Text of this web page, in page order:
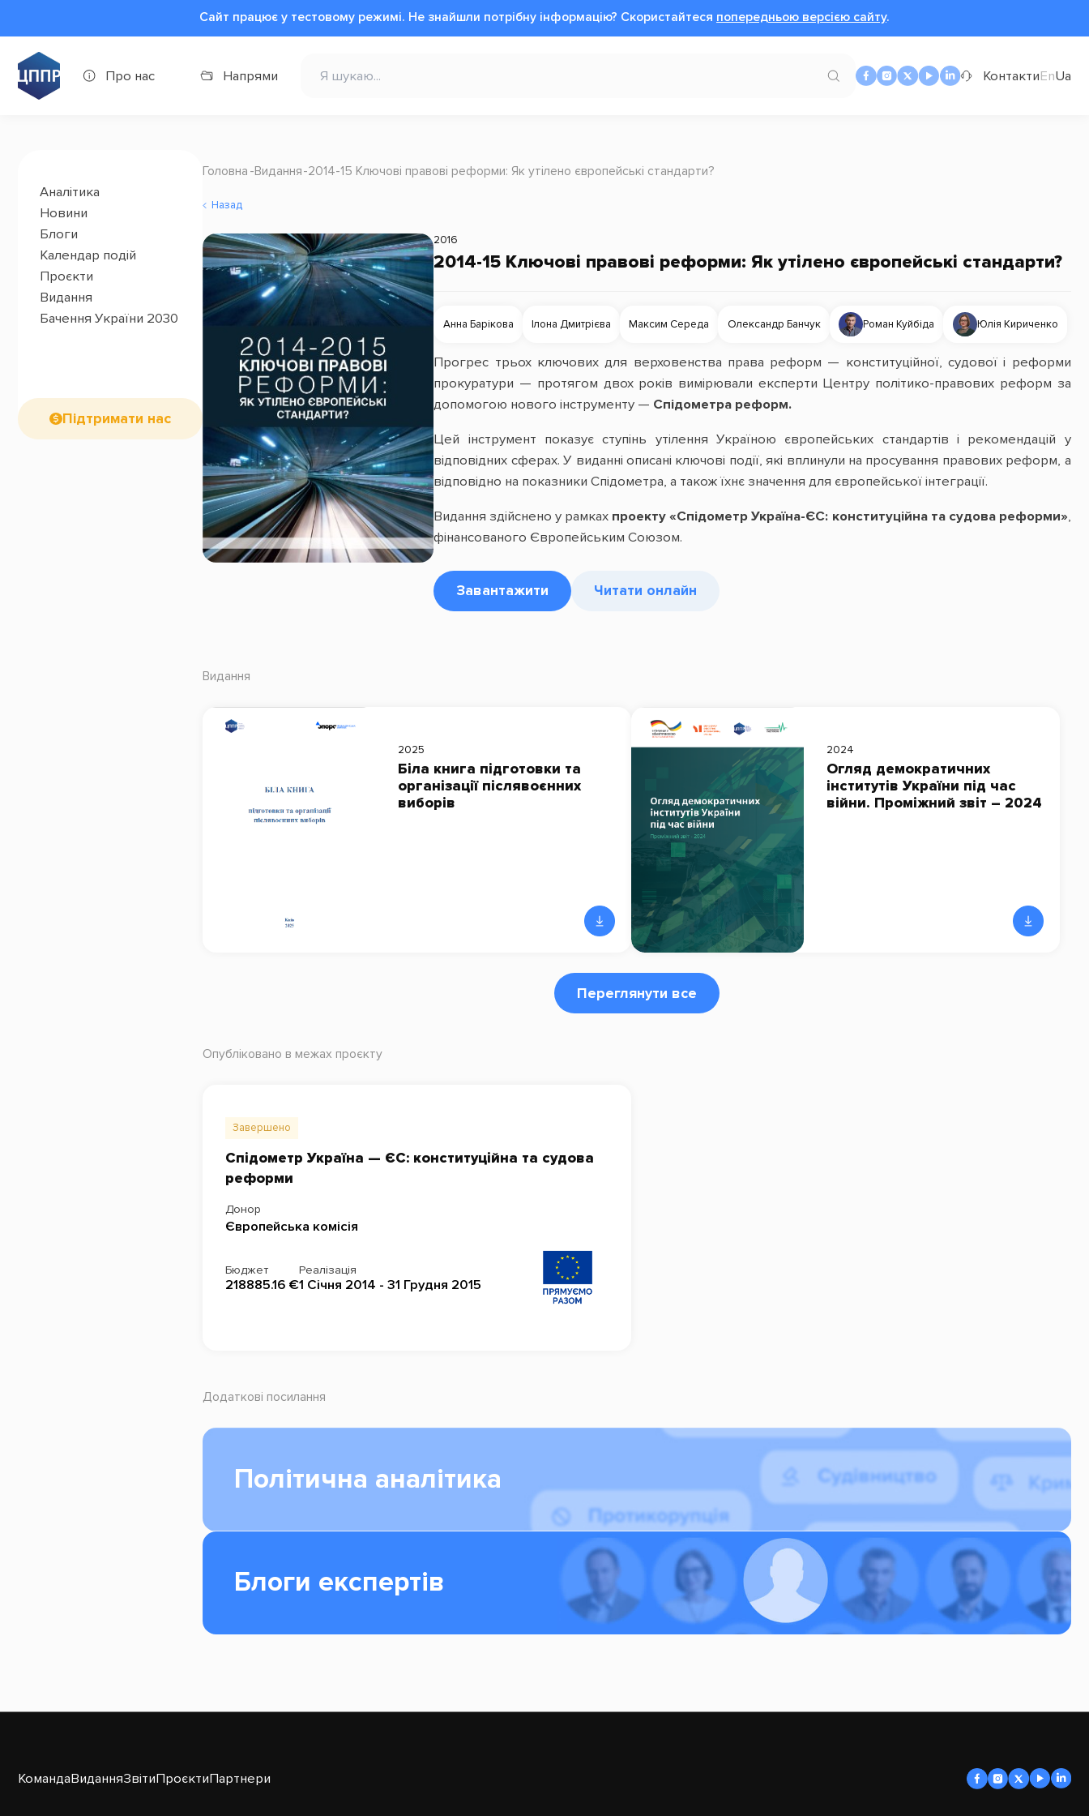
Сайт працює у тестовому режимі. Не знайшли потрібну інформацію? Cкористайтеся попередньою версією сайту.
Про нас Напрями КонтактиEnUa
Аналітика
Новини
Блоги
Календар подій
Проєкти
Видання
Бачення України 2030
Підтримати нас
Головна Видання 2014-15 Ключові правові реформи: Як утілено європейські стандарти?
Назад
2016
2014-15 Ключові правові реформи: Як утілено європейські стандарти?
Анна Барікова Ілона Дмитрієва Максим Середа Олександр Банчук Роман Куйбіда Юлія Кириченко
Прогрес трьох ключових для верховенства права реформ — конституційної, судової і реформи
прокуратури — протягом двох років вимірювали експерти Центру політико-правових реформ за
допомогою нового інструменту — Спідометра реформ.
Цей інструмент показує ступінь утілення Україною європейських стандартів і рекомендацій у
відповідних сферах. У виданні описані ключові події, які вплинули на просування правових реформ, а
відповідно на показники Спідометра, а також їхнє значення для європейської інтеграції.
Видання здійснено у рамках проекту «Спідометр Україна-ЄС: конституційна та судова реформи»,
фінансованого Європейським Союзом.
Завантажити Читати онлайн
Видання
2025
Біла книга підготовки та
організації післявоєнних
виборів
2024
Огляд демократичних
інститутів України під час
війни. Проміжний звіт – 2024
Переглянути все
Опубліковано в межах проєкту
Завершено
Спідометр Україна — ЄС: конституційна та судова
реформи
Донор
Європейська комісія
Бюджет
218885.16 €
Реалізація
1 Січня 2014 - 31 Грудня 2015
Додаткові посилання
Політична аналітика
Блоги експертів
КомандаВиданняЗвітиПроєктиПартнери